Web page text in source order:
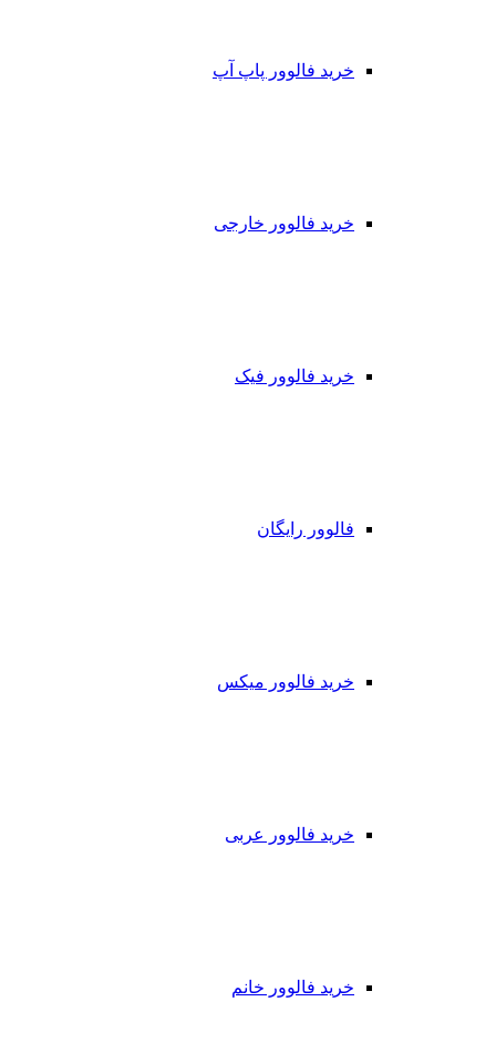
خرید فالوور پاپ آپ
خرید فالوور خارجی
خرید فالوور فیک
فالوور رایگان
خرید فالوور میکس
خرید فالوور عربی
خرید فالوور خانم